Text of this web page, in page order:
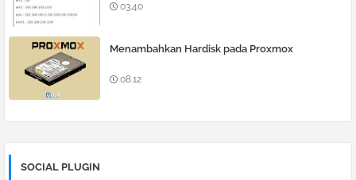
03.40
Menambahkan Hardisk pada Proxmox
08.12
SOCIAL PLUGIN